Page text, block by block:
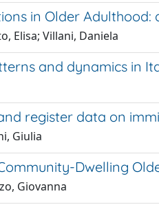
in Older Adulthood:
Elisa; Villani, Daniela
and dynamics in
register data on
Giulia
Dwelling
Giovanna